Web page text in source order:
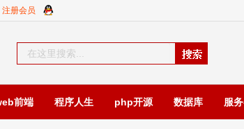
前端 程序人生 php开源 数据库 服